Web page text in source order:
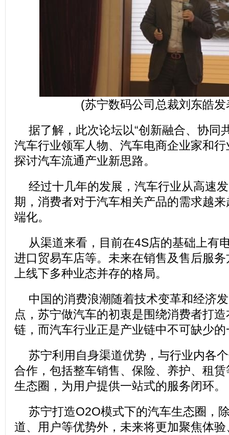
(苏宁数码公司总裁刘东皓
据了解，此次论坛以“创新融合、协同
汽车行业领军人物、汽车电商企业家和
探讨汽车流通产业新思路。
经过十几年的发展，汽车行业从高速
期，消费者对于汽车相关产品的需求越
端化。
从渠道来看，目前在4S店的基础上有
进口贸易车店等。未来在销售及售后服
上线下多种业态并存的格局。
中国的消费浪潮随着技术变革和经济
点，苏宁做汽车的初衷是围绕消费者打
链，而汽车行业正是产业链中不可缺少的
苏宁利用自身渠道优势，与行业内各
合作，包括整车销售、保险、养护、租
生态圈，为用户提供一站式的服务闭环。
苏宁打造O2O模式下的汽车生态圈，
道、用户等优势外，未来将更加聚焦体